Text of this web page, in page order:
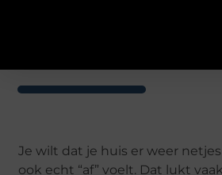
Je wilt dat je huis er weer
ook echt “af” voelt. Dat lukt